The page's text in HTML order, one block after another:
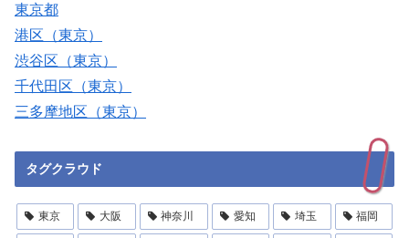
東京都
港区（東京）
渋谷区（東京）
千代田区（東京）
三多摩地区（東京）
タグクラウド
東京 大阪 神奈川 愛知 埼玉 福岡